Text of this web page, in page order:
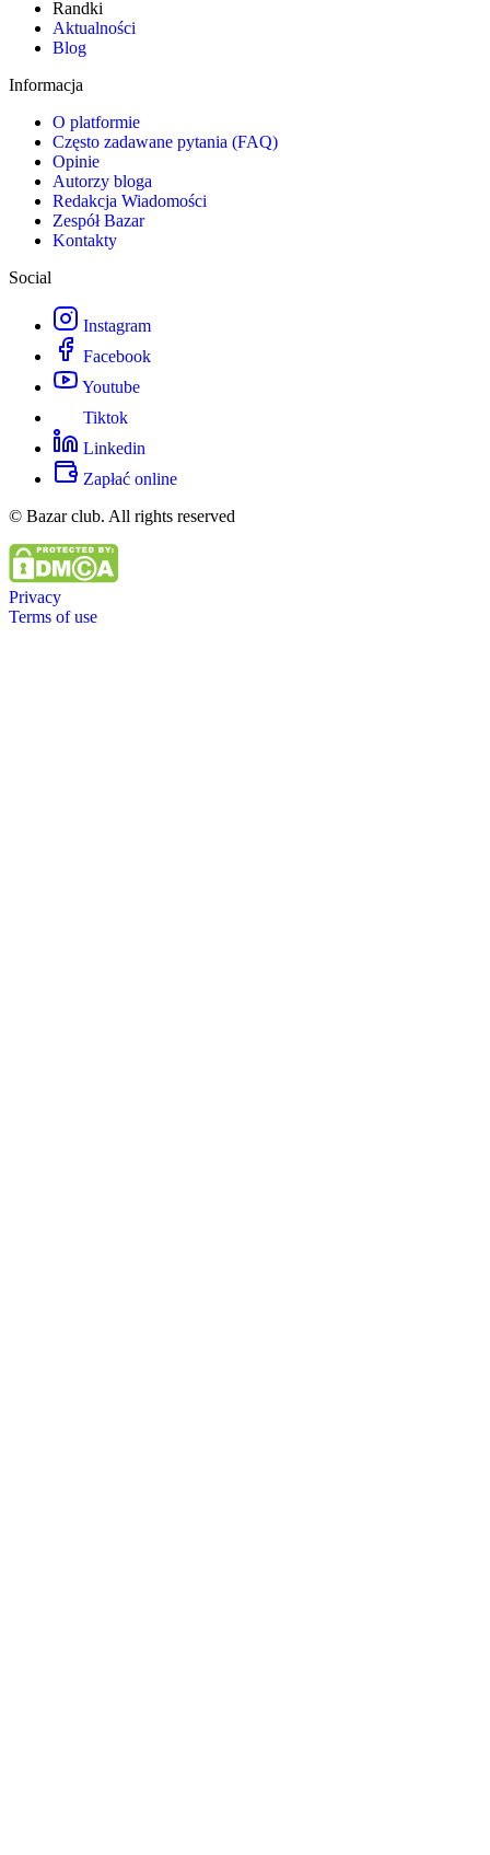
Randki
Aktualności
Blog
Informacja
O platformie
Często zadawane pytania (FAQ)
Opinie
Autorzy bloga
Redakcja Wiadomości
Zespół Bazar
Kontakty
Social
Instagram
Facebook
Youtube
Tiktok
Linkedin
Zapłać online
© Bazar club. All rights reserved
Privacy
Terms of use